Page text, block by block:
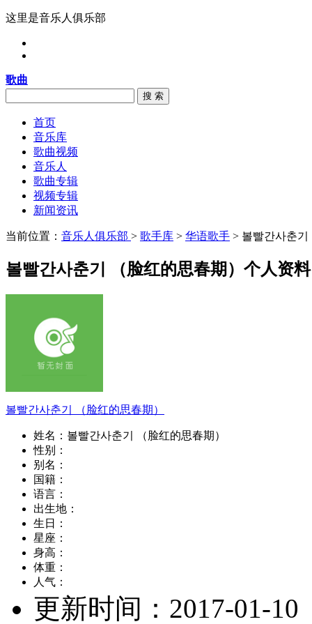
这里是音乐人俱乐部
歌曲
搜 索
首页
音乐库
歌曲视频
音乐人
歌曲专辑
视频专辑
新闻资讯
当前位置： 音乐人俱乐部 > 歌手库 > 华语歌手 > 볼빨간사춘
볼빨간사춘기 （脸红的思春期）个人资料
볼빨간사춘기 （脸红的思春期）
姓名： 볼빨간사춘기 （脸红的思春期）
性别：
别名：
国籍：
语言：
出生地：
生日：
星座：
身高：
体重：
人气：
更新时间： 2017-01-10